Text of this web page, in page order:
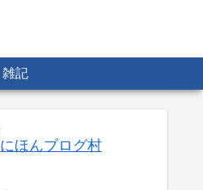
雑記
にほんブログ村